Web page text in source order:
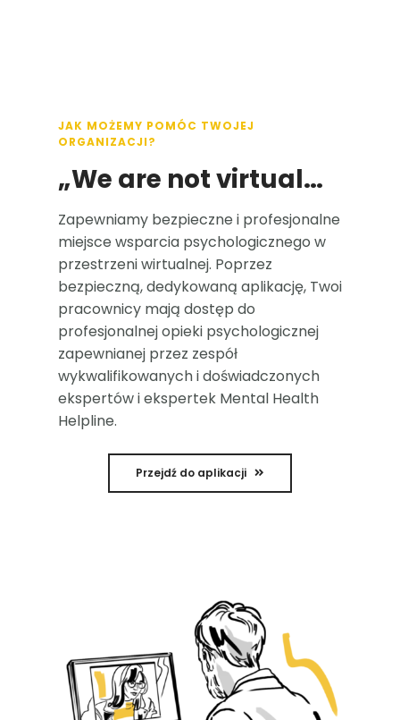
JAK MOŻEMY POMÓC TWOJEJ
ORGANIZACJI?
„We are not virtual…
Zapewniamy bezpieczne i profesjonalne
miejsce wsparcia psychologicznego w
przestrzeni wirtualnej. Poprzez
bezpieczną, dedykowaną aplikację, Twoi
pracownicy mają dostęp do
profesjonalnej opieki psychologicznej
zapewnianej przez zespół
wykwalifikowanych i doświadczonych
ekspertów i ekspertek Mental Health
Helpline.
Przejdź do aplikacji